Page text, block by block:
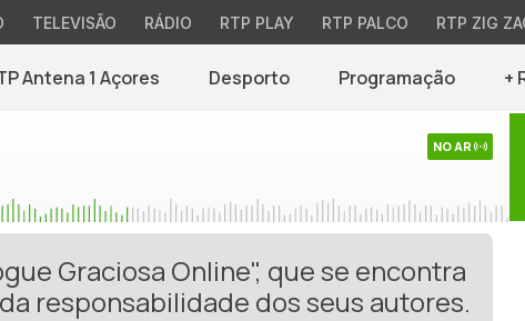
TELEVISÃO RÁDIO RTP PLAY RTP PALCO RTP ZIG
Antena 1 Açores Desporto Programação +
NO AR
Graciosa Online", que se encontra
responsabilidade dos seus autores.